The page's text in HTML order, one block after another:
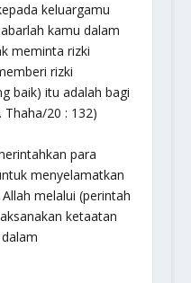
keluargamu
kamu dalam
meminta rizki
rizki
baik) itu adalah bagi
Thaha/20 : 132)
para
menyelamatkan
melalui (perintah
ketaatan